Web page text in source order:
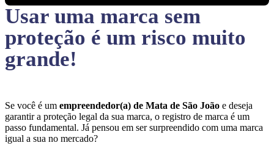
Usar uma marca sem
proteção é um risco muito
grande!
Se você é um empreendedor(a) de Mata de São João e deseja
garantir a proteção legal da sua marca, o registro de marca é um
passo fundamental. Já pensou em ser surpreendido com uma marca
igual a sua no mercado?